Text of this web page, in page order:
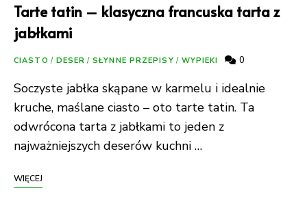
Tarte tatin – klasyczna francuska tarta z
jabłkami
CIASTO / DESER / SŁYNNE PRZEPISY / WYPIEKI 0
Soczyste jabłka skąpane w karmelu i idealnie
kruche, maślane ciasto – oto tarte tatin. Ta
odwrócona tarta z jabłkami to jeden z
najważniejszych deserów kuchni …
WIĘCEJ